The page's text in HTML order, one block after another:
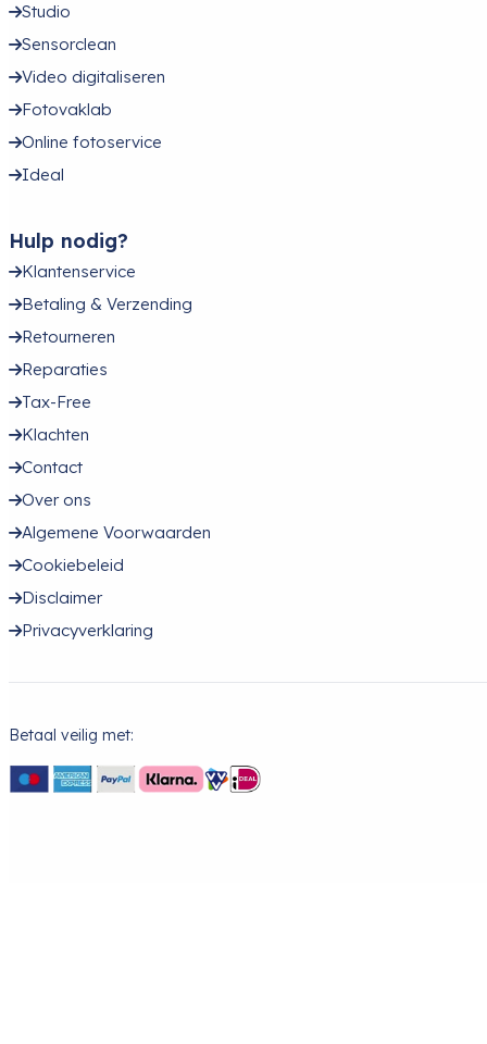
Studio
Sensorclean
Video digitaliseren
Fotovaklab
Online fotoservice
Ideal
Hulp nodig?
Klantenservice
Betaling & Verzending
Retourneren
Reparaties
Tax-Free
Klachten
Contact
Over ons
Algemene Voorwaarden
Cookiebeleid
Disclaimer
Privacyverklaring
Betaal veilig met: